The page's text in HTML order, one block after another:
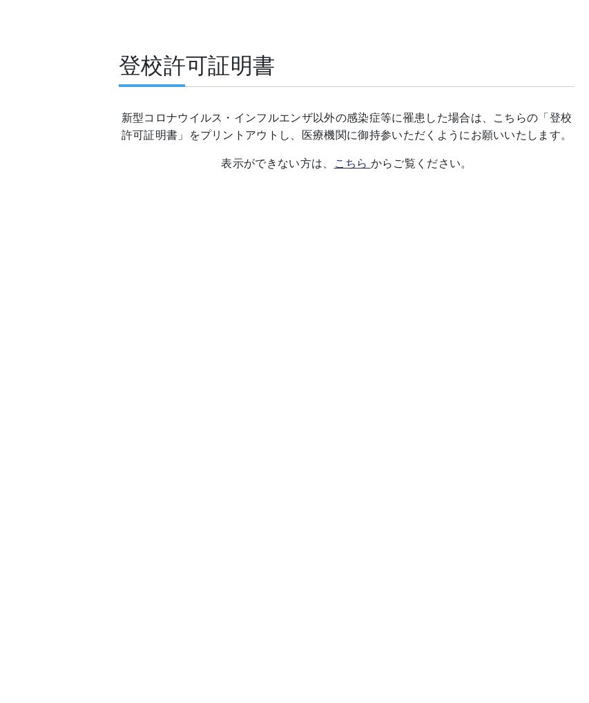
登校許可証明書
新型コロナウイルス・インフルエンザ以外の感染症等に罹患した場合は、こちらの「登校
許可証明書」をプリントアウトし、医療機関に御持参いただくようにお願いいたします。
表示ができない方は、 こちら からご覧ください。